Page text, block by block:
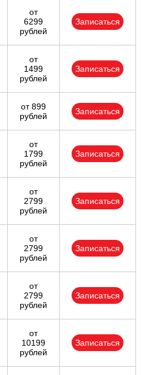
от
6299
рублей
Записаться
от
1499
рублей
Записаться
от 899
рублей
Записаться
от
1799
рублей
Записаться
от
2799
рублей
Записаться
от
2799
рублей
Записаться
от
2799
рублей
Записаться
от
10199
рублей
Записаться